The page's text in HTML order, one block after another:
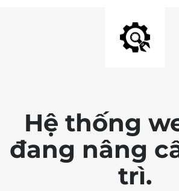
Hệ thống
đang nâng
trì.